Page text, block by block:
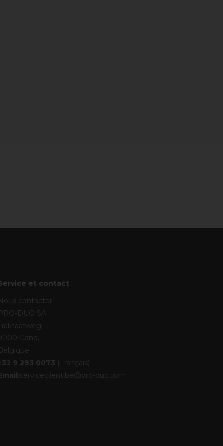
et contact
contacter
DUO SA
1,
Gand,
9 293 0073 (Français)
serviceclient.be@pro-duo.com